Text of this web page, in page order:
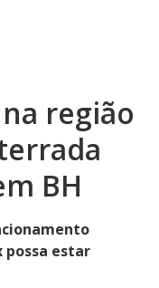
região
BH
estar